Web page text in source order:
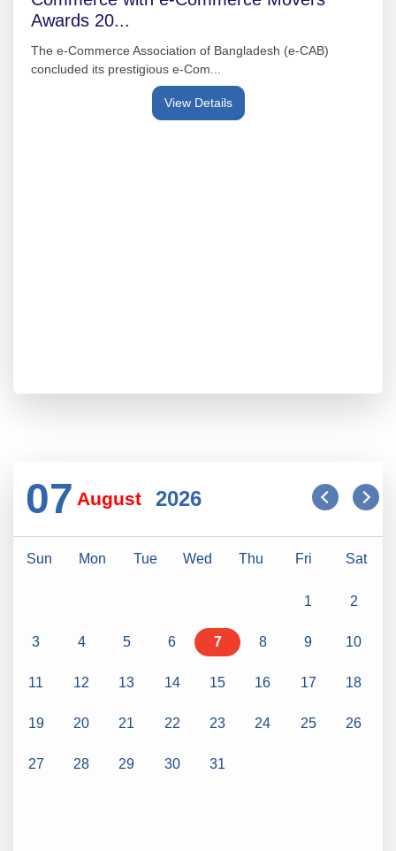
Awards 20...
The e-Commerce Association of Bangladesh (e-CAB)
concluded its prestigious e-Com...
View Details
07 August 2026
Sun Mon Tue Wed Thu Fri Sat
1 2
3 4 5 6 7 8 9 10
11 12 13 14 15 16 17 18
19 20 21 22 23 24 25 26
27 28 29 30 31